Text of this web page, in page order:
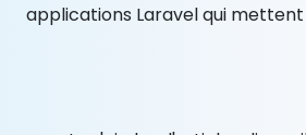
applications Laravel qui mettent